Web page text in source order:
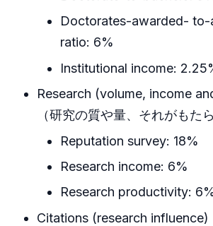
Doctorates-awarded-
ratio: 6%
Institutional income:
Research (volume, income
（研究の質や量、それがもた
Reputation survey: 18%
Research income: 6%
Research productivity:
Citations (research influence)